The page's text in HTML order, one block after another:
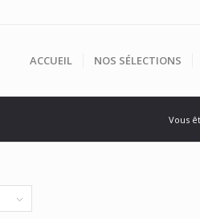
ACCUEIL NOS SÉLECTIONS
Vous